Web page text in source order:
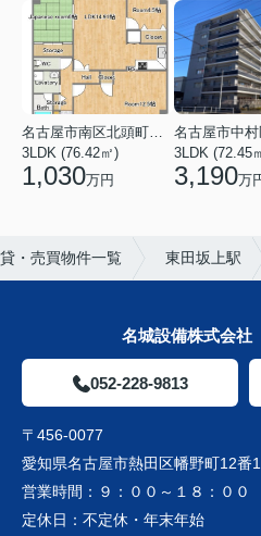
3LDK (76.42㎡)
1,030万円
3LDK (72.45
3,190万
・売買物件一覧 東田坂上駅
名城設備株式会
052-228-9813
〒456-0077
愛知県名古屋市熱田区幡野町12番
営業時間： ９：００～１８：００
定休日： 不定休・年末年始